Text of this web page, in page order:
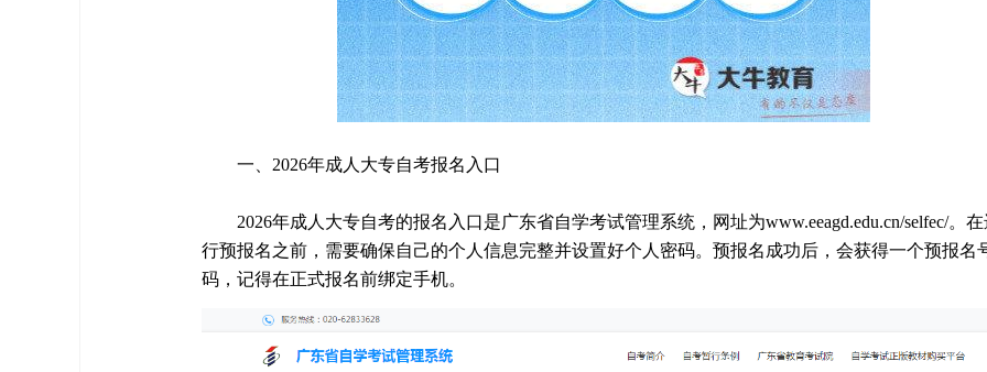
一、2026年成人大专自考报名入口
2026年成人大专自考的报名入口是广东省自学考试管理系统，网址为www.eeagd.edu.cn/selfec/。
行预报名之前，需要确保自己的个人信息完整并设置好个人密码。预报名成功后，会获得一个预报名
码，记得在正式报名前绑定手机。